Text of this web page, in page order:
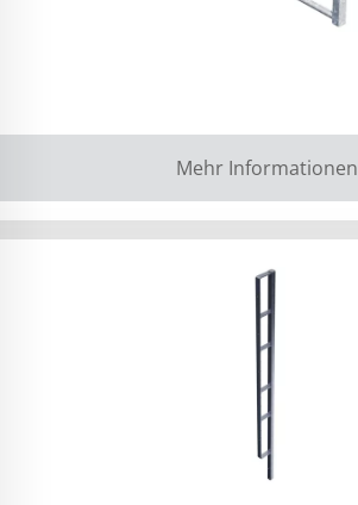
Mehr Informationen